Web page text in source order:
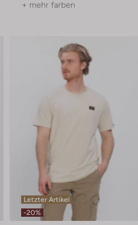
+ mehr farben
Letzter Artikel
-20%